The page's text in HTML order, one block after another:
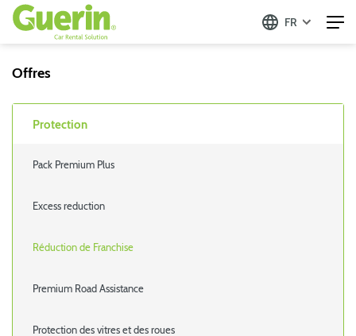
FR
Offres
Protection
Pack Premium Plus
Excess reduction
Réduction de Franchise
Premium Road Assistance
Protection des vitres et des roues